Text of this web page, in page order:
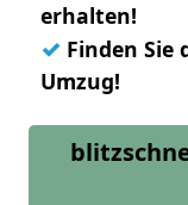
erhalten!
✓ Finden Sie
Umzug!